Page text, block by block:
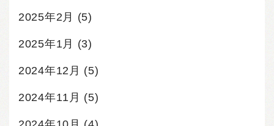
2025年2月 (5)
2025年1月 (3)
2024年12月 (5)
2024年11月 (5)